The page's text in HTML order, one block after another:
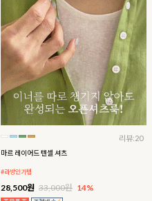
리뷰:20
마르 레이어드 텐셀 셔츠
#라방인기템
28,500원 33,000원 14%